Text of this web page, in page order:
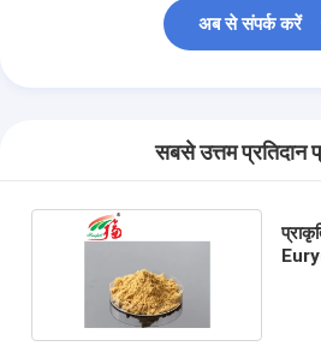
अब से संपर्क करें
सबसे उत्तम प्रतिदान